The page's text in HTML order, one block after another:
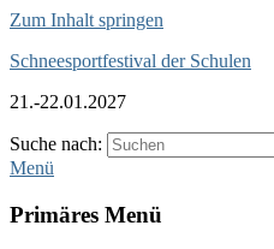
Zum Inhalt springen
Schneesportfestival der Schulen
21.-22.01.2027
Suche nach:
Menü
Primäres Menü